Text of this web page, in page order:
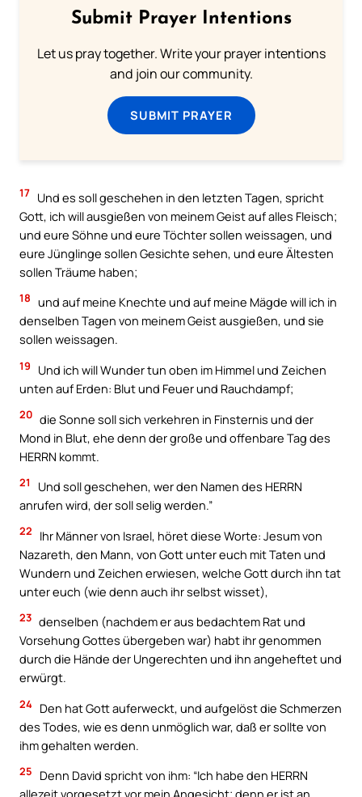
Submit Prayer Intentions
Let us pray together. Write your prayer intentions
and join our community.
SUBMIT PRAYER
17 Und es soll geschehen in den letzten Tagen, spricht
Gott, ich will ausgießen von meinem Geist auf alles Fleisch;
und eure Söhne und eure Töchter sollen weissagen, und
eure Jünglinge sollen Gesichte sehen, und eure Ältesten
sollen Träume haben;
18 und auf meine Knechte und auf meine Mägde will ich in
denselben Tagen von meinem Geist ausgießen, und sie
sollen weissagen.
19
Und ich will Wunder tun oben im Himmel und Zeichen
unten auf Erden: Blut und Feuer und Rauchdampf;
20 die Sonne soll sich verkehren in Finsternis und der
Mond in Blut, ehe denn der große und offenbare Tag des
HERRN kommt.
21
Und soll geschehen, wer den Namen des HERRN
anrufen wird, der soll selig werden.”
22
Ihr Männer von Israel, höret diese Worte: Jesum von
Nazareth, den Mann, von Gott unter euch mit Taten und
Wundern und Zeichen erwiesen, welche Gott durch ihn tat
unter euch (wie denn auch ihr selbst wisset),
23 denselben (nachdem er aus bedachtem Rat und
Vorsehung Gottes übergeben war) habt ihr genommen
durch die Hände der Ungerechten und ihn angeheftet und
erwürgt.
24 Den hat Gott auferweckt, und aufgelöst die Schmerzen
des Todes, wie es denn unmöglich war, daß er sollte von
ihm gehalten werden.
25
Denn David spricht von ihm: “Ich habe den HERRN